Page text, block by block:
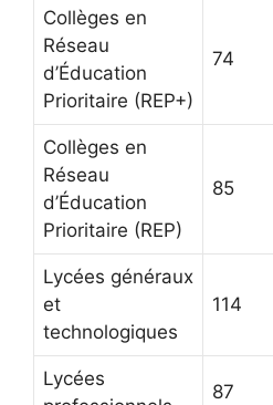
Collèges en
Réseau
d’Éducation
Prioritaire (REP+)
74
Collèges en
Réseau
d’Éducation
Prioritaire (REP)
85
Lycées généraux
et
technologiques
114
Lycées
87